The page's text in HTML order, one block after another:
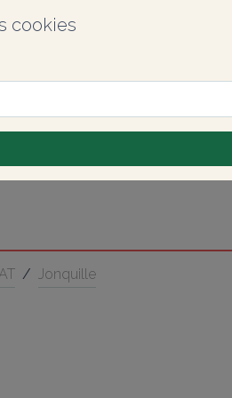
cookies
/ Jonquille